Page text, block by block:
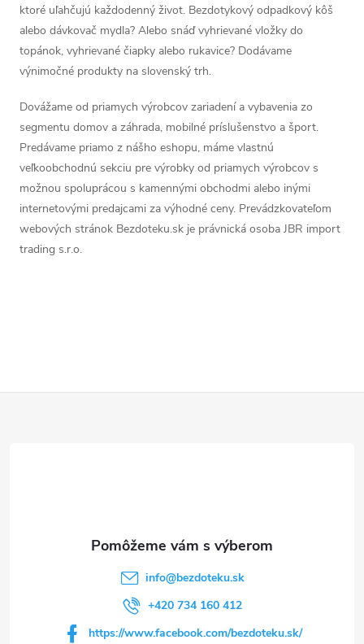
ktoré uľahčujú každodenný život. Bezdotykový odpadkový kôš
alebo dávkovač mydla? Alebo snáď vyhrievané vložky do
topánok, vyhrievané čiapky alebo rukavice? Dodávame
výnimočné produkty na slovenský trh.
Dovážame od priamych výrobcov zariadení a vybavenia zo
segmentu domov a záhrada, mobilné príslušenstvo a šport.
Predávame priamo z nášho eshopu, máme vlastnú
veľkoobchodnú sekciu pre výrobky od priamych výrobcov s
možnou spoluprácou s kamennými obchodmi alebo inými
internetovými predajcami za výhodné ceny. Prevádzkovateľom
webových stránok Bezdoteku.sk je právnická osoba JBR import
trading s.r.o.
info@bezdoteku.sk
+420 734 160 412
https://www.facebook.com/bezdoteku.sk/